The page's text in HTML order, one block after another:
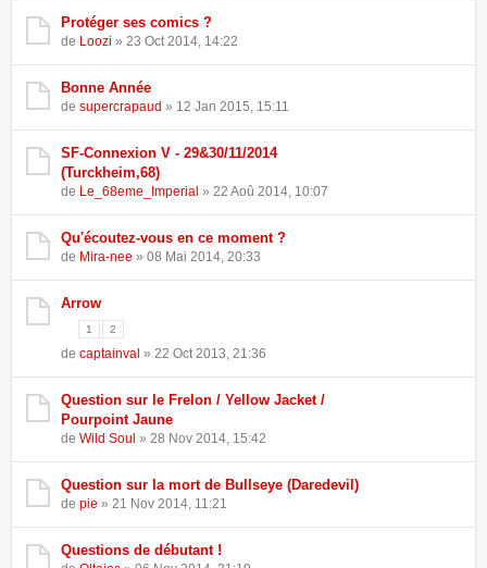
Protéger ses comics ?
de Loozi » 23 Oct 2014, 14:22
Bonne Année
de supercrapaud » 12 Jan 2015, 15:11
SF-Connexion V - 29&30/11/2014
(Turckheim,68)
de Le_68eme_Imperial » 22 Aoû 2014, 10:07
Qu'écoutez-vous en ce moment ?
de Mira-nee » 08 Mai 2014, 20:33
Arrow
1 2
de captainval » 22 Oct 2013, 21:36
Question sur le Frelon / Yellow Jacket /
Pourpoint Jaune
de Wild Soul » 28 Nov 2014, 15:42
Question sur la mort de Bullseye (Daredevil)
de pie » 21 Nov 2014, 11:21
Questions de débutant !